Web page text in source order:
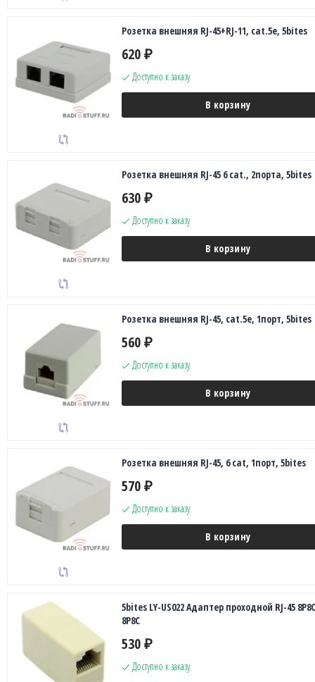
Розетка внешняя RJ-45+RJ-11, cat.5е, 5bites
620 ₽
Доступно к заказу
В корзину
Розетка внешняя RJ-45 6 cat., 2портa, 5bites
630 ₽
Доступно к заказу
В корзину
Розетка внешняя RJ-45, cat.5е, 1порт, 5bites
560 ₽
Доступно к заказу
В корзину
Розетка внешняя RJ-45, 6 cat, 1порт, 5bites
570 ₽
Доступно к заказу
В корзину
5bites LY-US022 Адаптер проходной RJ-45
8P8C
530 ₽
Доступно к заказу